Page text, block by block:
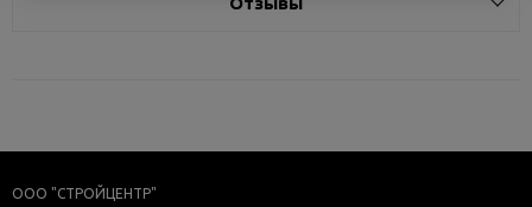
ООО "СТРОЙЦЕНТР"